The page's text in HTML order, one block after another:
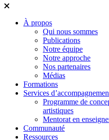
À propos
Qui nous sommes
Publications
Notre équipe
Notre approche
Nos partenaires
Médias
Formations
Services
Programme de
artistiques
Mentorat en
Communauté
Ressources